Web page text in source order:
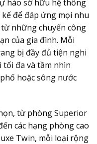
hào sở hữu hệ thống
để đáp ứng mọi nhu
những chuyến công
của gia đình. Mỗi
bị đầy đủ tiện nghi
tối đa và tầm nhìn
hoặc sông nước
từ phòng Superior
các hạng phòng cao
Twin, mỗi loại rộng